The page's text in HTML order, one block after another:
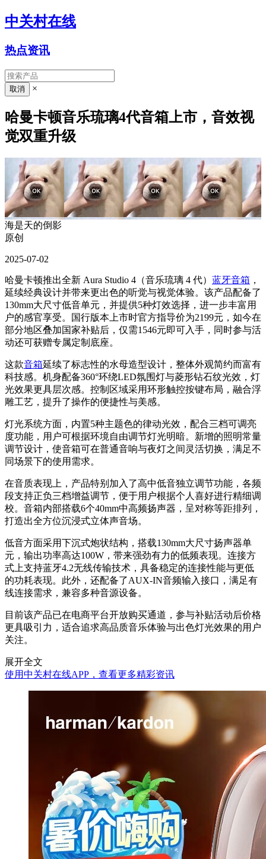
中关村在线
热点资讯
×
哈曼卡顿音乐琉璃4代音箱上市，音效视
觉双重升级
海是天的倒影
原创
2025-07-02
哈曼卡顿推出全新 Aura Studio 4（音乐琉璃 4 代） 蓝牙音箱 ，
延续经典设计并带来更出色的听觉与视觉体验。该产品配备了
130mm大尺寸低音单元，并提供5种灯效选择，进一步丰富用
户的感官享受。国行版本上市时官方指导价为2199元，如今在
部分地区叠加国家补贴后，仅需1546元即可入手，同时参与活
动还可获赠专属定制底座。
这款音箱延续了标志性的水母造型设计，整体外观简约而富有
科技感。机身配备360°环绕LED氛围灯与菱形钻石纹光效，灯
光效果更具层次感。控制区域采用环形触控按键布局，融合浮
雕工艺，提升了操作的便捷性与美感。
灯光系统方面，内置5种主题色的律动光效，配合三档可调亮
度功能，用户可根据环境自由调节灯光明暗。新增的照明常量
调节设计，使音箱可在普通音响与夜灯之间灵活切换，满足不
同场景下的使用需求。
在音质表现上，产品特别加入了高中低音独立调节功能，各频
段支持正负三档增益调节，便于用户根据个人喜好进行精细调
校。音箱内部搭载6个40mm中高频扬声器，呈对称等距排列，
打造出全方位沉浸式立体声音场。
低音方面采用下沉式炮状结构，搭载130mm大尺寸扬声器单
元，输出功率高达100W，带来强劲有力的低频表现。连接方
式上支持蓝牙4.2无线传输技术，具备稳定的连接性能与更低
的功耗表现。此外，还配备了AUX-IN音频输入接口，满足有
线连接需求，兼容多种音源设备。
目前该产品已在电商平台开放购买通道，参与补贴活动后价格
更具吸引力，适合追求高品质音乐体验与出色灯光效果的用户
关注。
展开全文
使用中关村在线APP，查看更多精彩资讯